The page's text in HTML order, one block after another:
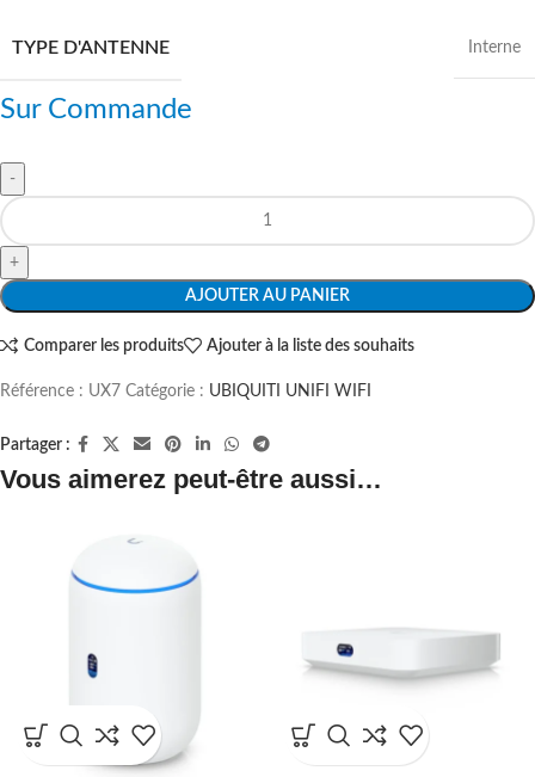
TYPE D'ANTENNE Interne
Sur Commande
AJOUTER AU PANIER
Comparer les produits Ajouter à la liste des souhaits
Référence : UX7 Catégorie : UBIQUITI UNIFI WIFI
Partager :
Vous aimerez peut-être aussi…